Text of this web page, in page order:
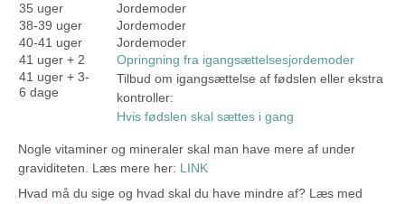
35 uger
Jordemoder
38-39 uger
Jordemoder
40-41 uger
Jordemoder
41 uger + 2
Opringning fra igangsættelsesjordemoder
41 uger + 3-
6 dage
Tilbud om igangsættelse af fødslen eller ekstra
kontroller:
Hvis fødslen skal sættes i gang
Nogle vitaminer og mineraler skal man have mere af under
graviditeten. Læs mere her: LINK
Hvad må du sige og hvad skal du have mindre af? Læs med